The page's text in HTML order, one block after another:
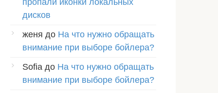
пропали иконки локальных
дисков
женя до На что нужно обращать
внимание при выборе бойлера?
Sofia до На что нужно обращать
внимание при выборе бойлера?